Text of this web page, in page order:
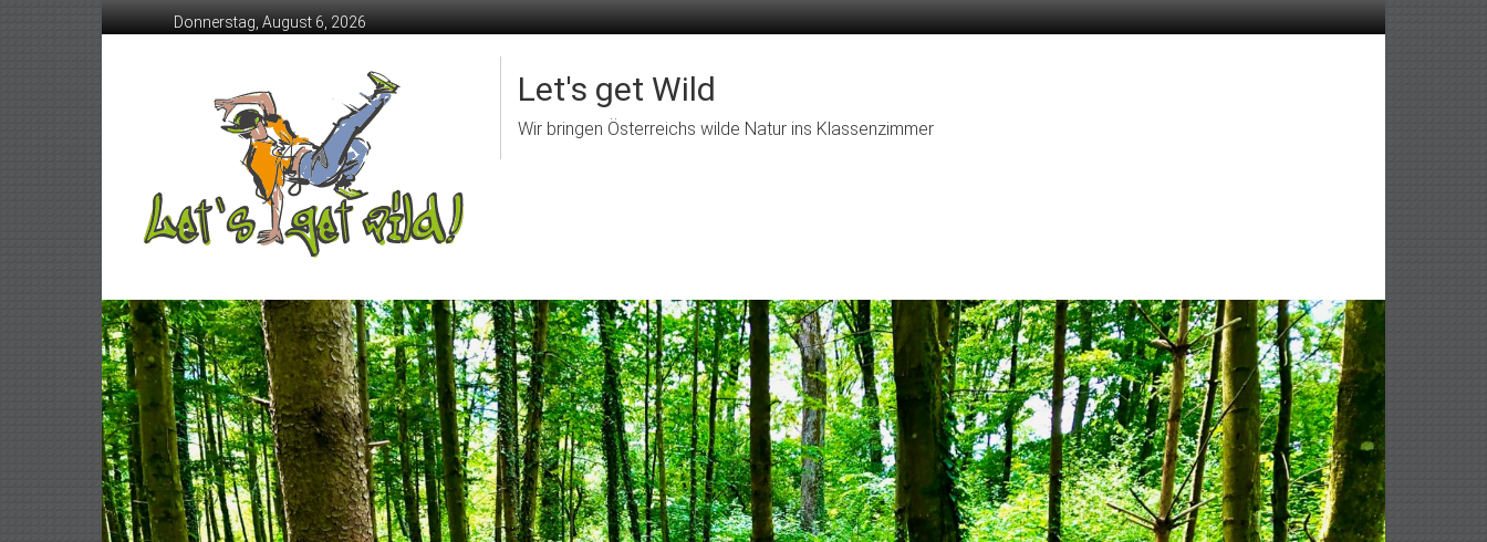
to
Donnerstag, August 6, 2026
Let's get Wild
Wir bringen Österreichs wilde Natur ins Klassenzimmer